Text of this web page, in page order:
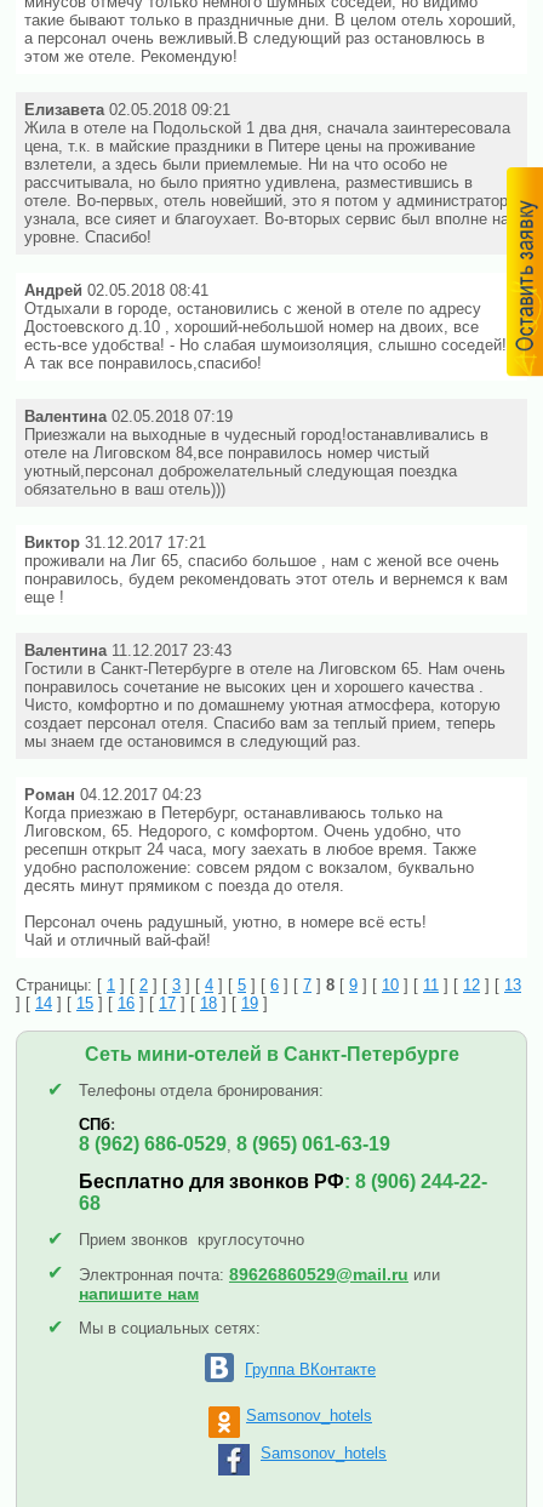
такие бывают только в праздничные дни. В целом отель хороший,
а персонал очень вежливый.В следующий раз остановлюсь в
этом же отеле. Рекомендую!
Елизавета02.05.2018 09:21
Жила в отеле на Подольской 1 два дня, сначала заинтересовала
цена, т.к. в майские праздники в Питере цены на проживание
взлетели, а здесь были приемлемые. Ни на что особо не
рассчитывала, но было приятно удивлена, разместившись в
отеле. Во-первых, отель новейший, это я потом у администратора
узнала, все сияет и благоухает. Во-вторых сервис был вполне на
уровне. Спасибо!
Андрей 02.05.2018 08:41
Отдыхали в городе, остановились с женой в отеле по адресу
Достоевского д.10 , хороший-небольшой номер на двоих, все
есть-все удобства! - Но слабая шумоизоляция, слышно соседей!
А так все понравилось,спасибо!
Валентина02.05.2018 07:19
Приезжали на выходные в чудесный город!останавливались в
отеле на Лиговском 84,все понравилось номер чистый
уютный,персонал доброжелательный следующая поездка
обязательно в ваш отель)))
Виктор 31.12.2017 17:21
проживали на Лиг 65, спасибо большое , нам с женой все очень
понравилось, будем рекомендовать этот отель и вернемся к вам
еще !
Валентина11.12.2017 23:43
Гостили в Санкт-Петербурге в отеле на Лиговском 65. Нам очень
понравилось сочетание не высоких цен и хорошего качества .
Чисто, комфортно и по домашнему уютная атмосфера, которую
создает персонал отеля. Спасибо вам за теплый прием, теперь
мы знаем где остановимся в следующий раз.
Роман 04.12.2017 04:23
Когда приезжаю в Петербург, останавливаюсь только на
Лиговском, 65. Недорого, с комфортом. Очень удобно, что
ресепшн открыт 24 часа, могу заехать в любое время. Также
удобно расположение: совсем рядом с вокзалом, буквально
десять минут прямиком с поезда до отеля.
Персонал очень радушный, уютно, в номере всё есть!
Чай и отличный вай-фай!
Страницы: [ 1 ] [ 2 ] [ 3 ] [ 4 ] [ 5 ] [ 6 ] [ 7 ] 8 [ 9 ] [ 10 ] [ 11 ] [ 12 ] [ 13
] [ 14 ] [ 15 ] [ 16 ] [ 17 ] [ 18 ] [ 19 ]
Сеть мини-отелей в Санкт-Петербурге
✔
Телефоны отдела бронирования:
СПб:
8 (962) 686-0529, 8 (965) 061-63-19
Бесплатно для звонков РФ: 8 (906) 244-22-
68
✔
Прием звонков круглосуточно
✔ Электронная почта: 89626860529@mail.ru или
напишите нам
✔ Мы в социальных сетях:
Группа ВКонтакте
Samsonov_hotels
Samsonov_hotels